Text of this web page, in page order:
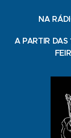
NA
A PARTIR DAS